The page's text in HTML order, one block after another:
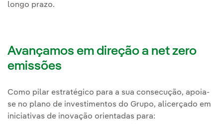
longo prazo.
Avançamos em direção a net zero
emissões
Como pilar estratégico para a sua consecução, apoia-
se no plano de investimentos do Grupo, alicerçado em
iniciativas de inovação orientadas para: